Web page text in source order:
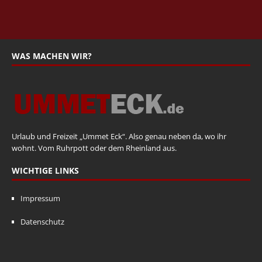
WAS MACHEN WIR?
Urlaub und Freizeit „Ummet Eck“. Also genau neben da, wo ihr
wohnt. Vom Ruhrpott oder dem Rheinland aus.
WICHTIGE LINKS
Impressum
Datenschutz